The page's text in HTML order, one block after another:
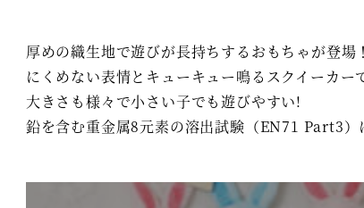
厚めの織生地で遊びが長持ちするおもちゃが登場！
にくめない表情とキューキュー鳴るスクイーカ
大きさも様々で小さい子でも遊びやすい!
鉛を含む重金属8元素の溶出試験（EN71 Part3